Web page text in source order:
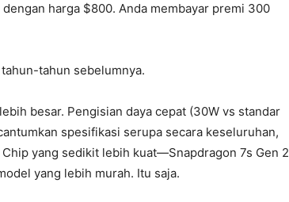
harga $800. Anda membayar premi 300
tahun sebelumnya.
besar. Pengisian daya cepat (30W vs standar
spesifikasi serupa secara keseluruhan,
yang sedikit lebih kuat—Snapdragon 7s Gen 2
yang lebih murah. Itu saja.